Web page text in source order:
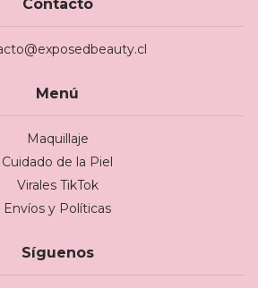
Contacto
Menú
Maquillaje
Cuidado de la Piel
Virales TikTok
Envíos y Políticas
Síguenos